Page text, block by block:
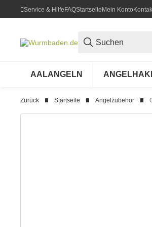
Service & HilfeFAQStartseiteMein Konto
AALANGELN
Zurück Startseite Angelzubehör